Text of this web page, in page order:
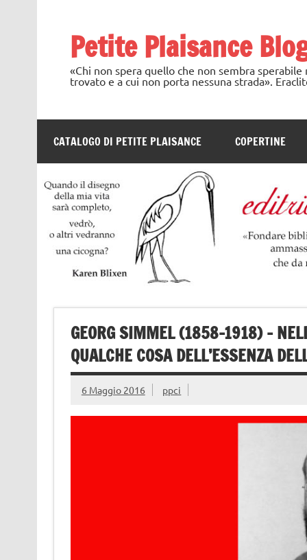
Petite Plaisance
«Chi non spera quello che non sembra
trovato e a cui non porta nessuna strada».
CATALOGO DI PETITE PLAISANCE COPERTINE
GEORG SIMMEL (1858-1918) –
QUALCHE COSA DELL’ESSENZA
6 Maggio 2016 ppci